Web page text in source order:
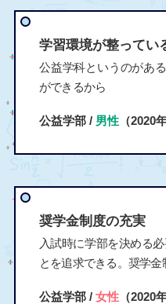
学習環境が整ってい
公益学科というのがあ
ができるから
公益学部 / 男性（2020
奨学金制度の充実
入試時に学部を決める
とを追求できる。奨学金
公益学部 / 女性（2020